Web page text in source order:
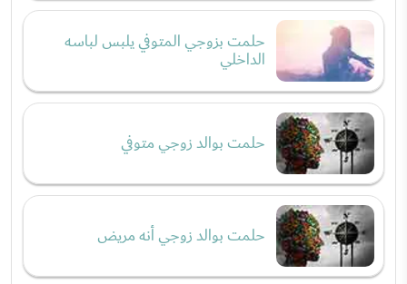
حلمت بزوجي المتوفي يلبس لباسه
الداخلي
حلمت بوالد زوجي متوفي
حلمت بوالد زوجي أنه مريض